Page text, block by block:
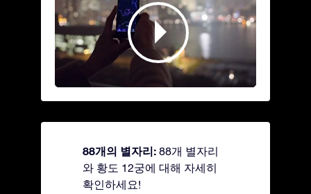
88개의 별자리: 88개 별자리
와 황도 12궁에 대해 자세히
확인하세요!